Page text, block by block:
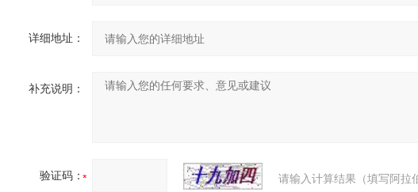
详细地址：
补充说明：
验证码：
请输入计算结果（填写阿拉